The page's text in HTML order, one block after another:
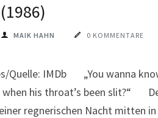
MAIK HAHN 0 KOMMENTARE
IMDb „You wanna
when his throat’s been slit?“
regnerischen Nacht mitten